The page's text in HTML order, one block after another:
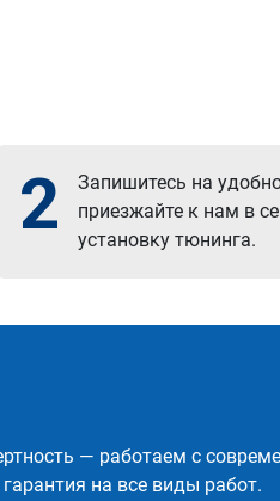
2
Запишитесь на
приезжайте к нам в
установку тюнинга.
— работаем с
на все виды работ.